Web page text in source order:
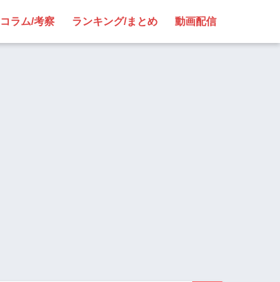
コラム/考察 ランキング/まとめ 動画配信